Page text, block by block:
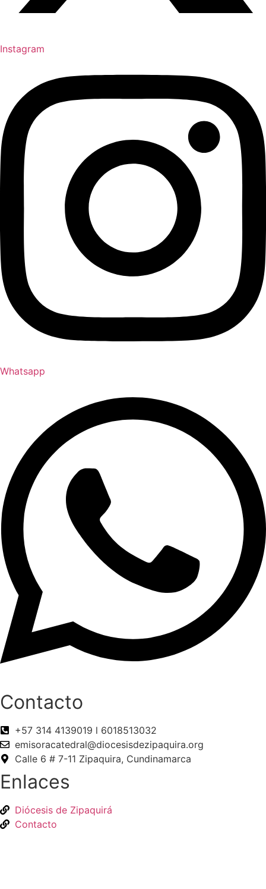
Instagram
Whatsapp
Contacto
+57 314 4139019 l 6018513032
emisoracatedral@diocesisdezipaquira.org
Calle 6 # 7-11 Zipaquira, Cundinamarca
Enlaces
Diócesis de Zipaquirá
Contacto